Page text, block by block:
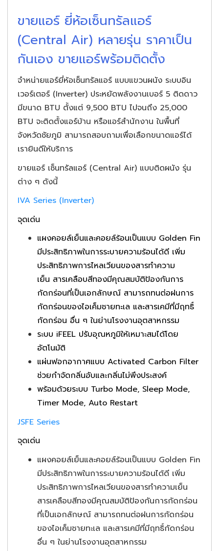
ขายแอร์ ยี่ห้อเซ็นทรัลแอร์
(Central Air) หลายรุ่น ราคาเป็น
กันเอง ขายแอร์พร้อมติดตั้ง
จำหน่ายแอร์ยี่ห้อเซ็นทรัลแอร์ แบบแขวนผนัง ระบบอิน
เวอร์เตอร์ (Inverter) ประหยัดพลังงานเบอร์ 5 ติดดาว
มีขนาด BTU ตั้งแต่ 9,500 BTU ไปจนถึง 25,000
BTU จะติดตั้งแอร์บ้าน หรือแอร์สำนักงาน ในพื้นที่
จังหวัดชัยภูมิ สามารถสอบถามเพื่อเลือกขนาดแอร์ได้
เรายินดีให้บริการ
ขายแอร์ เซ็นทรัลแอร์ (Central Air) แบบติดผนัง รุ่น
ต่าง ๆ ดังนี้
IVA Series (Inverter)
จุดเด่น
แผงคอยล์เย็นและคอยล์ร้อนเป็นแบบ Golden Fin
มีประสิทธิภาพในการระบายความร้อนได้ดี เพิ่ม
ประสิทธิภาพการไหลเวียนของสารทําความ
เย็น สารเคลือบสีทองมีคุณสมบัติป้องกันการ
กัดกร่อนที่เป็นเอกลักษณ์ สามารถทนต่อฝนการ
กัดกร่อนของไอเค็มชายทะเล และสารเคมีที่มีฤทธิ์
กัดกร่อน อื่น ๆ ในย่านโรงงานอุตสาหกรรม
ระบบ iFEEL ปรับอุณหภูมิให้เหมาะสมได้โดย
อัตโนมัติ
แผ่นฟอกอากาศแบบ Activated Carbon Filter
ช่วยกําจัดกลิ่นอับและกลิ่นไม่พึงประสงค์
พร้อมด้วยระบบ Turbo Mode, Sleep Mode,
Timer Mode, Auto Restart
JSFE Series
จุดเด่น
แผงคอยล์เย็นและคอยล์ร้อนเป็นแบบ Golden Fin
มีประสิทธิภาพในการระบายความร้อนได้ดี เพิ่ม
ประสิทธิภาพการไหลเวียนของสารทําความเย็น
สารเคลือบสีทองมีคุณสมบัติป้องกันการกัดกร่อน
ที่เป็นเอกลักษณ์ สามารถทนต่อฝนการกัดกร่อน
ของไอเค็มชายทะเล และสารเคมีที่มีฤทธิ์กัดกร่อน
อื่น ๆ ในย่านโรงงานอุตสาหกรรม